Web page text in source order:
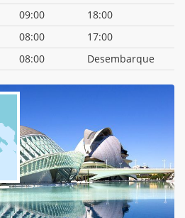
09:00
18:00
08:00
17:00
08:00 Desembarque